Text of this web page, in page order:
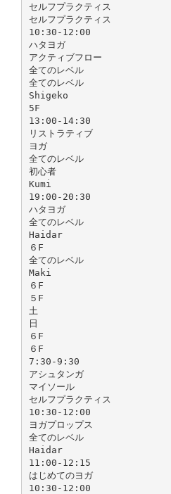
セルフプラクティス
セルフプラクティス
10:30-12:00
ハタヨガ
アクティブフロー
全てのレベル
全てのレベル
Shigeko
5F
13:00-14:30
リストラティブ
ヨガ
全てのレベル
初心者
Kumi
19:00-20:30
ハタヨガ
全てのレベル
Haidar
６F
全てのレベル
Maki
６F
５F
土
日
６F
６F
7:30-9:30
アシュタンガ
マイソール
セルフプラクティス
10:30-12:00
ヨガプロップス
全てのレベル
Haidar
11:00-12:15
はじめてのヨガ
10:30-12:00